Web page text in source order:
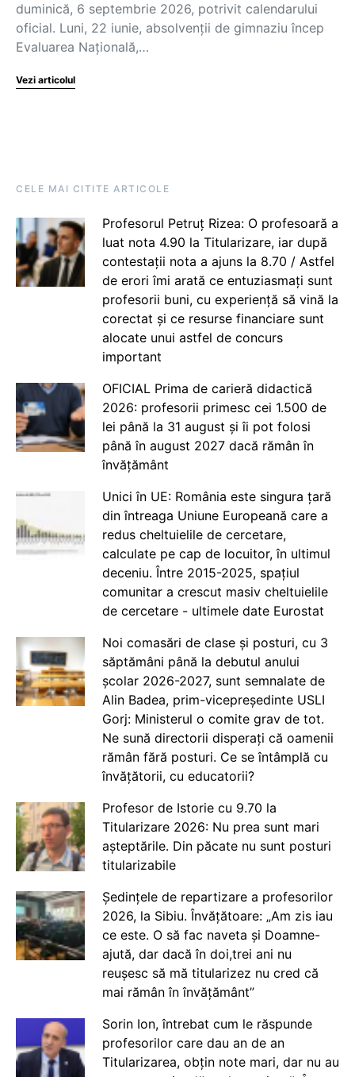
duminică, 6 septembrie 2026, potrivit calendarului
oficial. Luni, 22 iunie, absolvenții de gimnaziu încep
Evaluarea Națională,…
Vezi articolul
CELE MAI CITITE ARTICOLE
Profesorul Petruț Rizea: O profesoară a
luat nota 4.90 la Titularizare, iar după
contestații nota a ajuns la 8.70 / Astfel
de erori îmi arată ce entuziasmați sunt
profesorii buni, cu experiență să vină la
corectat și ce resurse financiare sunt
alocate unui astfel de concurs
important
OFICIAL Prima de carieră didactică
2026: profesorii primesc cei 1.500 de
lei până la 31 august și îi pot folosi
până în august 2027 dacă rămân în
învățământ
Unici în UE: România este singura țară
din întreaga Uniune Europeană care a
redus cheltuielile de cercetare,
calculate pe cap de locuitor, în ultimul
deceniu. Între 2015-2025, spațiul
comunitar a crescut masiv cheltuielile
de cercetare - ultimele date Eurostat
Noi comasări de clase și posturi, cu 3
săptămâni până la debutul anului
școlar 2026-2027, sunt semnalate de
Alin Badea, prim-vicepreședinte USLI
Gorj: Ministerul o comite grav de tot.
Ne sună directorii disperați că oamenii
rămân fără posturi. Ce se întâmplă cu
învățătorii, cu educatorii?
Profesor de Istorie cu 9.70 la
Titularizare 2026: Nu prea sunt mari
așteptările. Din păcate nu sunt posturi
titularizabile
Ședințele de repartizare a profesorilor
2026, la Sibiu. Învățătoare: „Am zis iau
ce este. O să fac naveta și Doamne-
ajută, dar dacă în doi,trei ani nu
reușesc să mă titularizez nu cred că
mai rămân în învățământ”
Sorin Ion, întrebat cum le răspunde
profesorilor care dau an de an
Titularizarea, obțin note mari, dar nu au